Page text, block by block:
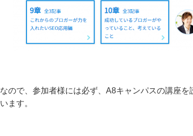
なので、参加者様には必ず、A8キャンパスの講座
います。